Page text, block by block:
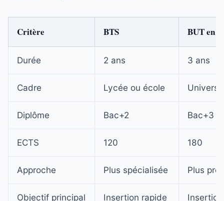
Critère BTS BUT en
Durée 2 ans 3 ans
Cadre Lycée ou école
Diplôme Bac+2 Bac+3
ECTS 120 180
Approche Plus spécialisée Plus
Objectif principal Insertion rapide